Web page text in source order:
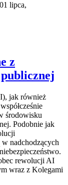
1 lipca,
z
jak również
środowisku
Podobnie jak
nadchodzących
rewolucji AI
wraz z Kolegami